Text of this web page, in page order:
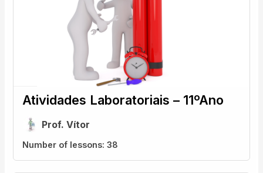
Atividades Laboratoriais – 11ºAno
Prof. Vítor
Number of lessons:38